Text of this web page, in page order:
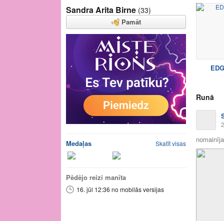
Sandra Arita Birne (33)
Pamāt
Medaļas Skatīt visas
Pēdējo reizi manīta
16. jūl 12:36 no mobilās versijas
Runā